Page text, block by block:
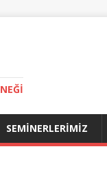
SEMINERLERIMIZ